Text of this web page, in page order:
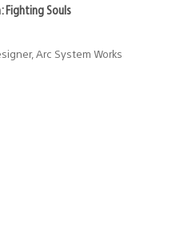
Fighting Souls
Arc System Works